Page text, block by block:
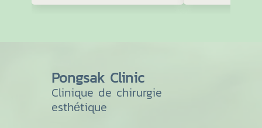
Pongsak Clinic
Clinique de chirurgie
esthétique